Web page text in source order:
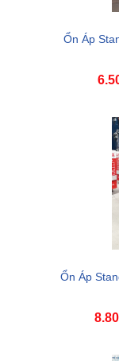
Ổn Áp
Ổn Áp